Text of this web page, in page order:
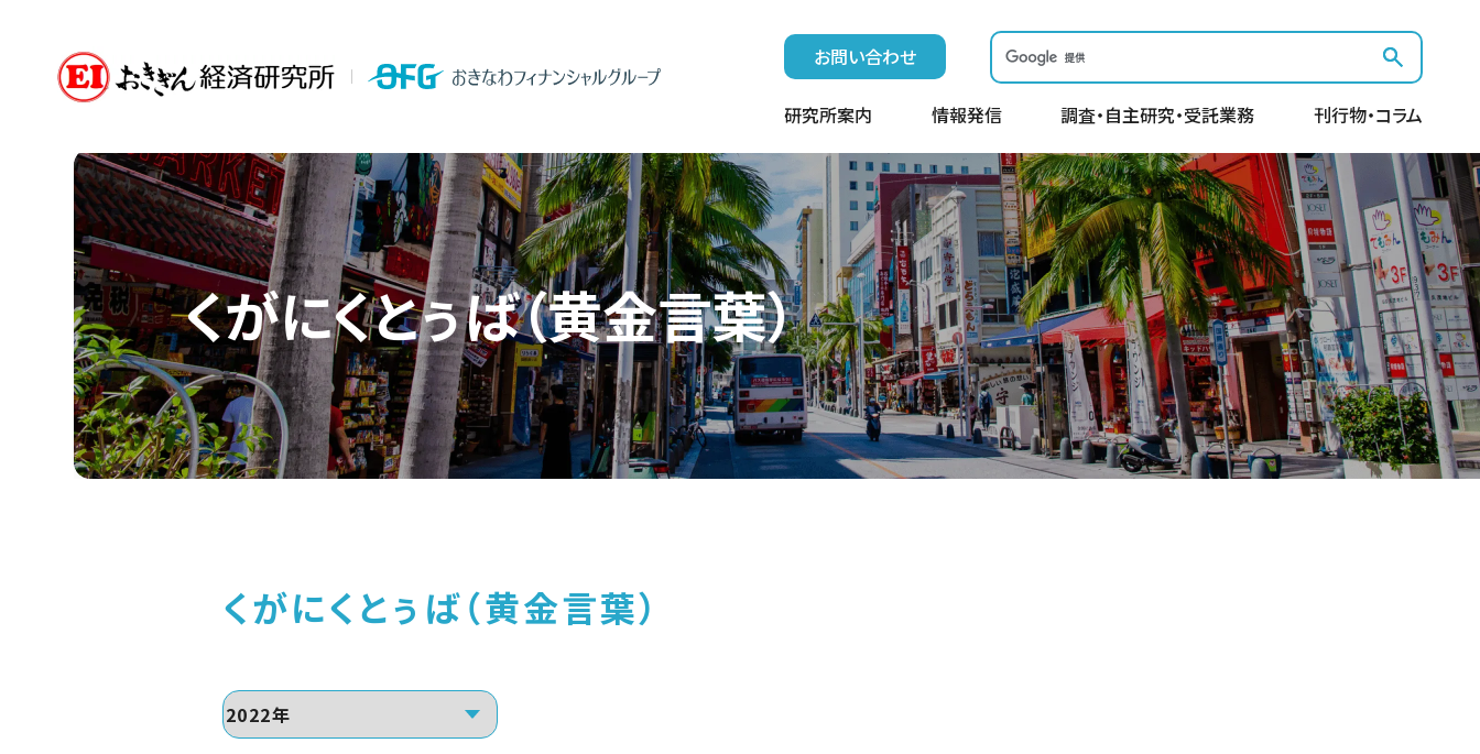
お問い合わせ
研究所案内 情報発信 調査・自主研究・受託業務 刊行物・コラム
くがにくとぅば（黄金言葉）
くがにくとぅば（黄金言葉）